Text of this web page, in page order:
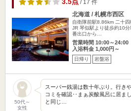
3.5点/ 17 件
北海道 / 札幌市西区
自衛隊前駅8.86km 二十
JR 琴似駅より徒歩約10
番出口から…
営業時間 10:00～24:00
入浴料金 1,000円～
日帰り 岩盤浴
50代～
女性
スーパー銭湯は数十年ぶり。行き
コミを確認‥まぁ炭酸風呂に居ま
と同じ…